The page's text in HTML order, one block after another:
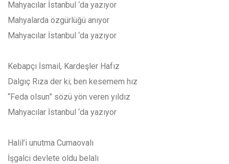
Mahyacılar İstanbul ‘da yazıyor
Mahyalarda özgürlüğü anıyor
Mahyacılar İstanbul ‘da yazıyor
Kebapçı İsmail, Kardeşler Hafız
Dalgıç Rıza der ki; ben kesemem hız
“Feda olsun” sözü yön veren yıldız
Mahyacılar İstanbul ‘da yazıyor
Halil’i unutma Cumaovalı
İşgalci devlete oldu belalı